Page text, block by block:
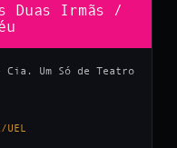
Duas Irmãs /
Cia. Um Só de Teatro